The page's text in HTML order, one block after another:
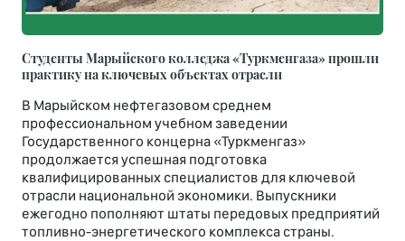
Студенты Марыйского колледжа «Туркменгаза» прошли
практику на ключевых объектах отрасли
В Марыйском нефтегазовом среднем
профессиональном учебном заведении
Государственного концерна «Туркменгаз»
продолжается успешная подготовка
квалифицированных специалистов для ключевой
отрасли национальной экономики. Выпускники
ежегодно пополняют штаты передовых предприятий
топливно-энергетического комплекса страны.